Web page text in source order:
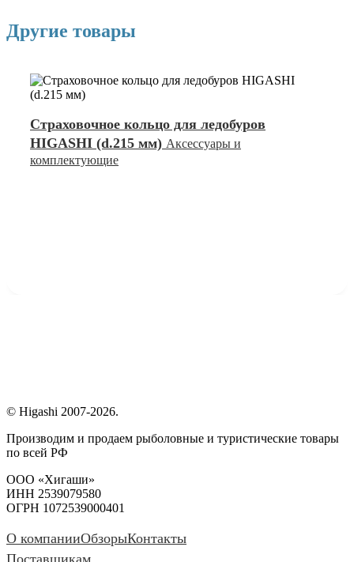
Другие товары
Страховочное кольцо для ледобуров
HIGASHI (d.215 мм) Аксессуары и
комплектующие
© Higashi 2007-2026.
Производим и продаем рыболовные и туристические товары
по всей РФ
ООО «Хигаши»
ИНН 2539079580
ОГРН 1072539000401
О компанииОбзорыКонтакты